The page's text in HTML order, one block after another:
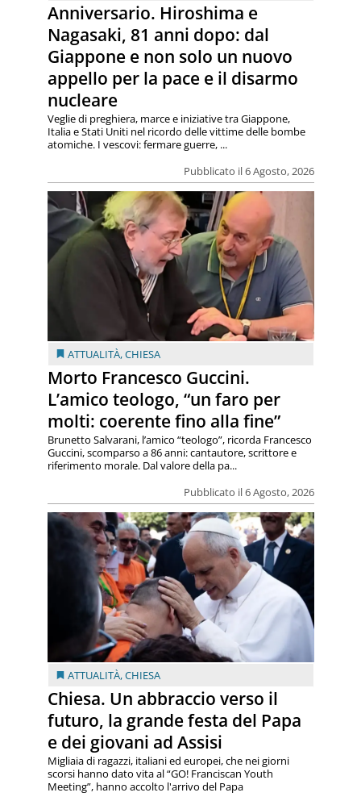
Anniversario. Hiroshima e
Nagasaki, 81 anni dopo: dal
Giappone e non solo un nuovo
appello per la pace e il disarmo
nucleare
Pubblicato il 6 Agosto, 2026
Veglie di preghiera, marce e iniziative tra Giappone,
Italia e Stati Uniti nel ricordo delle vittime delle bombe
atomiche. I vescovi: fermare guerre, ...
ATTUALITÀ,CHIESA
Morto Francesco Guccini.
L’amico teologo, “un faro per
molti: coerente fino alla fine”
Pubblicato il 6 Agosto, 2026
Brunetto Salvarani, l’amico “teologo”, ricorda Francesco
Guccini, scomparso a 86 anni: cantautore, scrittore e
riferimento morale. Dal valore della pa...
ATTUALITÀ,CHIESA
Chiesa. Un abbraccio verso il
futuro, la grande festa del Papa
e dei giovani ad Assisi
Migliaia di ragazzi, italiani ed europei, che nei giorni
scorsi hanno dato vita al “GO! Franciscan Youth
Meeting”, hanno accolto l'arrivo del Papa